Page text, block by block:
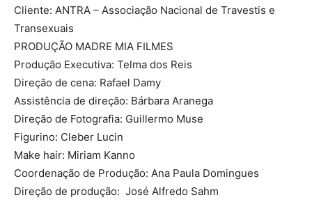
Cliente: ANTRA – Associação Nacional de Travestis e
Transexuais
PRODUÇÃO MADRE MIA FILMES
Produção Executiva: Telma dos Reis
Direção de cena: Rafael Damy
Assistência de direção: Bárbara Aranega
Direção de Fotografia: Guillermo Muse
Figurino: Cleber Lucin
Make hair: Miriam Kanno
Coordenação de Produção: Ana Paula Domingues
Direção de produção: José Alfredo Sahm